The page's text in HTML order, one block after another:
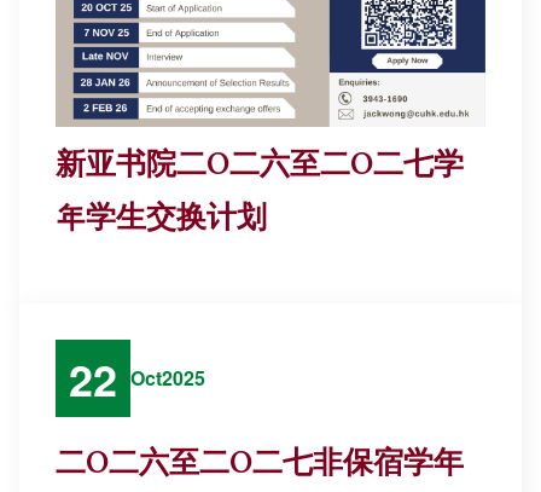
新亚书院二O二六至二O二七学
年学生交换计划
22 Oct2025
二O二六至二O二七非保宿学年